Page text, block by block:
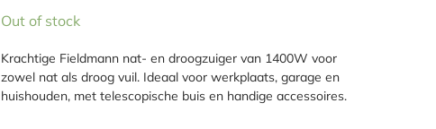
Out of stock
Krachtige Fieldmann nat- en droogzuiger van 1400W voor
zowel nat als droog vuil. Ideaal voor werkplaats, garage en
huishouden, met telescopische buis en handige accessoires.